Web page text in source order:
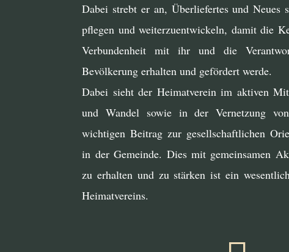
Dabei strebt er an, Überliefertes und Neues
pflegen und weiterzuentwickeln, damit die
Verbundenheit mit ihr und die
Bevölkerung erhalten und gefördert werde.
Dabei sieht der Heimatverein im aktiven
und Wandel sowie in der Vernetzung
wichtigen Beitrag zur gesellschaftlichen
in der Gemeinde. Dies mit gemeinsamen
zu erhalten und zu stärken ist ein
Heimatvereins.